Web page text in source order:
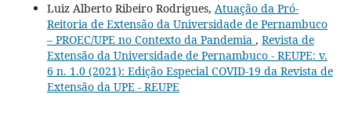
Luiz Alberto Ribeiro Rodrigues, Atuação da Pró-
Reitoria de Extensão da Universidade de Pernambuco
– PROEC/UPE no Contexto da Pandemia , Revista de
Extensão da Universidade de Pernambuco - REUPE: v.
6 n. 1.0 (2021): Edição Especial COVID-19 da Revista de
Extensão da UPE - REUPE